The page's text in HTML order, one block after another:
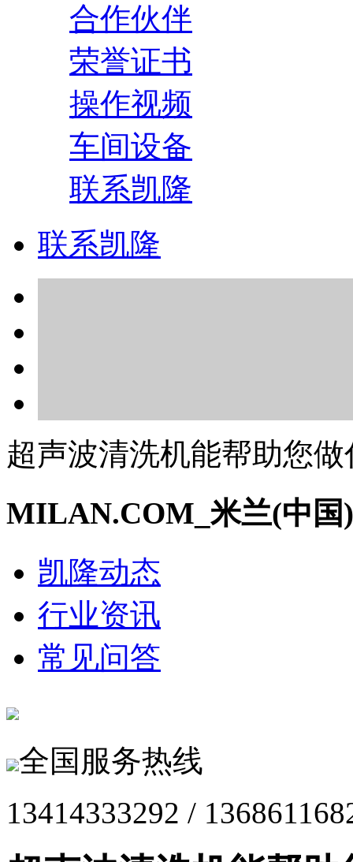
合作伙伴
荣誉证书
操作视频
车间设备
联系凯隆
联系凯隆
超声波清洗机能帮助您做
MILAN.COM_米兰(中国)
凯隆动态
行业资讯
常见问答
全国服务热线
13414333292 /